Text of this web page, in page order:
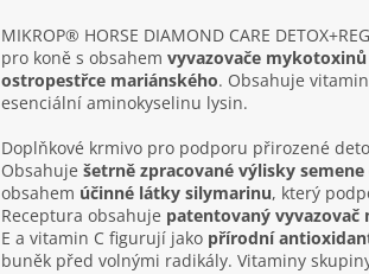
MIKROP® HORSE DIAMOND CARE
pro koně s obsahem vyvazovače
ostropestřce mariánského. Obsahuje
esenciální aminokyselinu lysin.
Doplňkové krmivo pro podporu přirozené
Obsahuje šetrně zpracované výlisky
obsahem účinné látky silymarinu, který
Receptura obsahuje patentovaný
E a vitamin C figurují jako přírodní
buněk před volnými radikály. Vitaminy